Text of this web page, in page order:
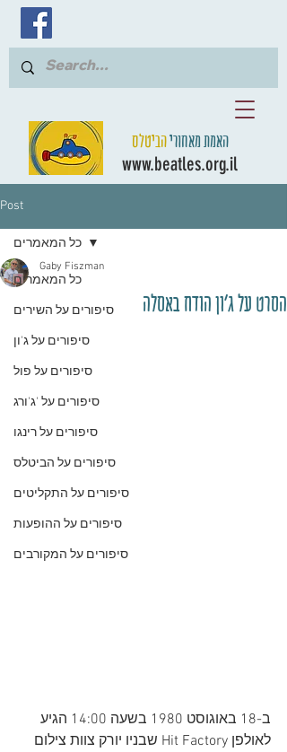
האמת מאחוריהביטלס
www.beatles.org.il
Post
כל המאמרים
סיפורים על השירים
סיפורים על ג'ון
סיפורים על פול
סיפורים על 'ג'ורג
סיפורים על רינגו
סיפורים על הביטלס
סיפורים על התקליטים
סיפורים על ההופעות
סיפורים על המקורבים
כל המאמרים
הסרט על ג'ון הודח באסלה
Gaby Fiszman
ב-18 באוגוסט 1980 בשעה 14:00 הגיע
לאולפן Hit Factory שבניו יורק צוות צילום